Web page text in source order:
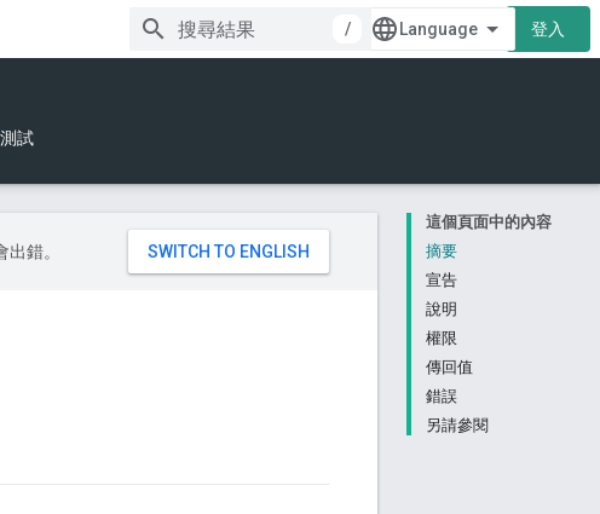
/
登入
測試
這個頁面中的內容
摘要
宣告
說明
權限
傳回值
錯誤
另請參閱
錯。